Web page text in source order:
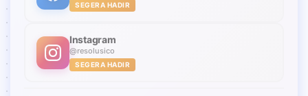
SEGERA HADIR
Instagram
@resolusico
SEGERA HADIR